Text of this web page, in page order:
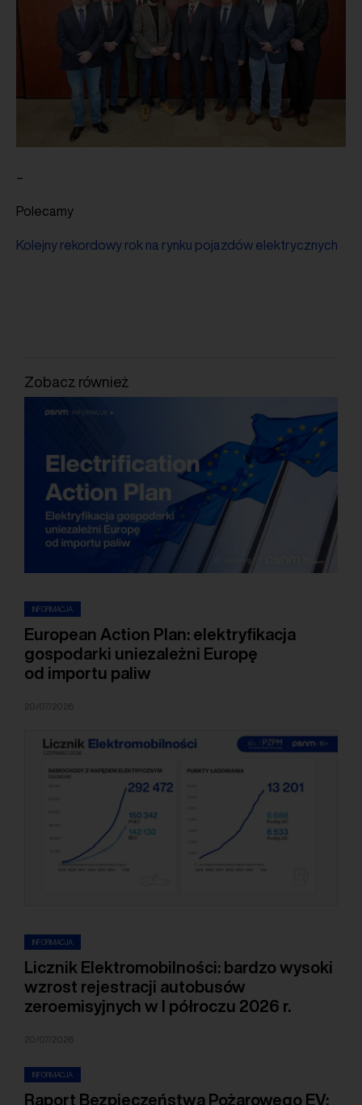
–
Polecamy
Kolejny rekordowy rok na rynku pojazdów elektrycznych
Zobacz również
INFORMACJA
European Action Plan: elektryfikacja
gospodarki uniezależni Europę
od importu paliw
20/07/2026
INFORMACJA
Licznik Elektromobilności: bardzo wysoki
wzrost rejestracji autobusów
zeroemisyjnych w I półroczu 2026 r.
20/07/2026
INFORMACJA
Raport Bezpieczeństwa Pożarowego EV: